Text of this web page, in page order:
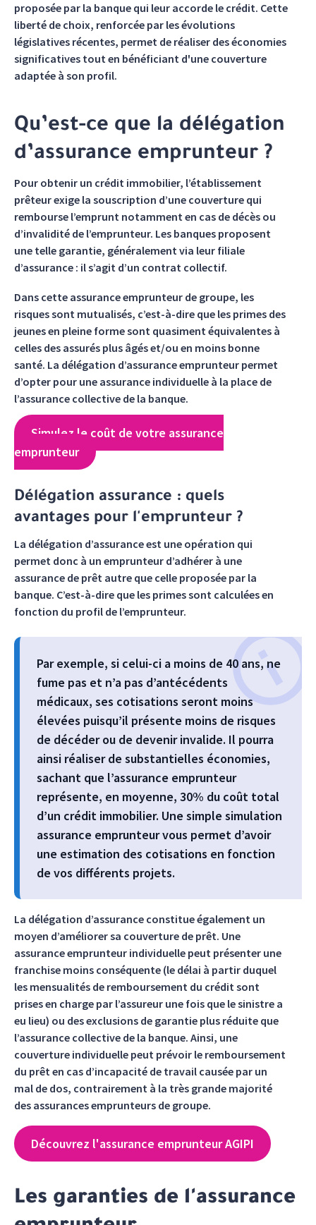
proposée par la banque qui leur accorde le crédit. Cette
liberté de choix, renforcée par les évolutions
législatives récentes, permet de réaliser des économies
significatives tout en bénéficiant d'une couverture
adaptée à son profil.
Qu’est-ce que la délégation
d’assurance emprunteur ?
Pour obtenir un crédit immobilier, l’établissement
prêteur exige la souscription d’une couverture qui
rembourse l’emprunt notamment en cas de décès ou
d’invalidité de l’emprunteur. Les banques proposent
une telle garantie, généralement via leur filiale
d’assurance : il s’agit d’un contrat collectif.
Dans cette assurance emprunteur de groupe, les
risques sont mutualisés, c’est-à-dire que les primes des
jeunes en pleine forme sont quasiment équivalentes à
celles des assurés plus âgés et/ou en moins bonne
santé. La délégation d’assurance emprunteur permet
d’opter pour une assurance individuelle à la place de
l’assurance collective de la banque.
Simulez le coût de votre assurance
emprunteur
Délégation assurance : quels
avantages pour l'emprunteur ?
La délégation d’assurance est une opération qui
permet donc à un emprunteur d’adhérer à une
assurance de prêt autre que celle proposée par la
banque. C’est-à-dire que les primes sont calculées en
fonction du profil de l’emprunteur.
Par exemple, si celui-ci a moins de 40 ans, ne
fume pas et n’a pas d’antécédents
médicaux, ses cotisations seront moins
élevées puisqu’il présente moins de risques
de décéder ou de devenir invalide. Il pourra
ainsi réaliser de substantielles économies,
sachant que l’assurance emprunteur
représente, en moyenne, 30% du coût total
d’un crédit immobilier. Une simple simulation
assurance emprunteur vous permet d’avoir
une estimation des cotisations en fonction
de vos différents projets.
La délégation d’assurance constitue également un
moyen d’améliorer sa couverture de prêt. Une
assurance emprunteur individuelle peut présenter une
franchise moins conséquente (le délai à partir duquel
les mensualités de remboursement du crédit sont
prises en charge par l’assureur une fois que le sinistre a
eu lieu) ou des exclusions de garantie plus réduite que
l’assurance collective de la banque. Ainsi, une
couverture individuelle peut prévoir le remboursement
du prêt en cas d’incapacité de travail causée par un
mal de dos, contrairement à la très grande majorité
des assurances emprunteurs de groupe.
Découvrez l'assurance emprunteur AGIPI
Les garanties de l'assurance